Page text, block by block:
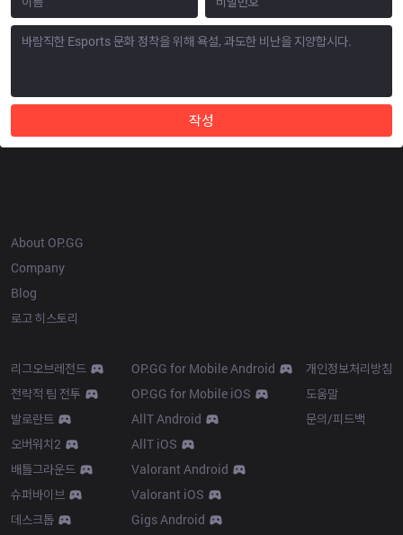
작성
About OP.GG
Company
Blog
로고 히스토리
리그오브레전드
전략적 팀 전투
발로란트
오버워치2
배틀그라운드
슈퍼바이브
데스크톱
OP.GG for Mobile Android
OP.GG for Mobile iOS
AllT Android
AllT iOS
Valorant Android
Valorant iOS
Gigs Android
개인정보처리방침
도움말
문의/피드백